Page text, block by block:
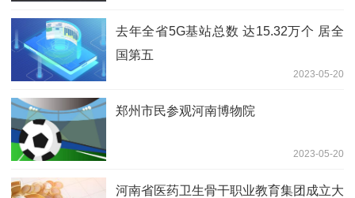
去年全省5G基站总数 达15.32万个 居全
国第五
2023-05-20
郑州市民参观河南博物院
2023-05-20
河南省医药卫生骨干职业教育集团成立大